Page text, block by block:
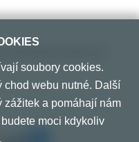
soubory cookies.
chod webu nutné. Další
zážitek a pomáhají nám
moci kdykoliv